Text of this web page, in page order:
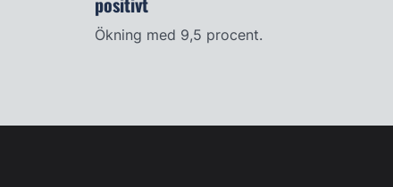
Ökning med 9,5 procent.